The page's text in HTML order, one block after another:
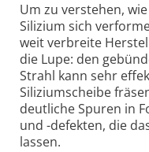
Um zu verstehen,
Silizium sich
weit verbreite
die Lupe: den
Strahl kann sehr
Silizium­scheibe
deutliche Spuren in
und -​defekten, die
lassen.